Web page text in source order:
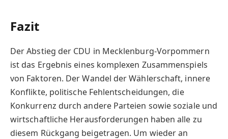
Fazit
Der Abstieg der CDU in Mecklenburg-Vorpommern
ist das Ergebnis eines komplexen Zusammenspiels
von Faktoren. Der Wandel der Wählerschaft, innere
Konflikte, politische Fehlentscheidungen, die
Konkurrenz durch andere Parteien sowie soziale und
wirtschaftliche Herausforderungen haben alle zu
diesem Rückgang beigetragen. Um wieder an